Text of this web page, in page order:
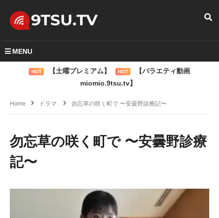
MENU
HOT 【土曜プレミアム】 HOT
【バラエティ動画
miomio.9tsu.tv】
Home ドラマ 勿忘草の咲く町で 〜安曇野診療記〜
勿忘草の咲く町で 〜安曇野診療
記〜